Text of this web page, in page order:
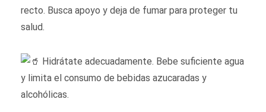
recto. Busca apoyo y deja de fumar para proteger tu
salud.
Hidrátate adecuadamente. Bebe suficiente agua
y limita el consumo de bebidas azucaradas y
alcohólicas.